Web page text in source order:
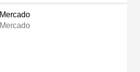
Mercado
Mercado